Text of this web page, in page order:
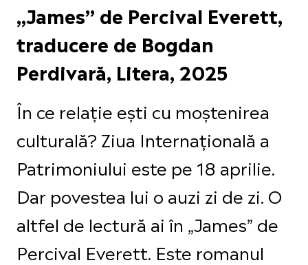
„James” de Percival Everett,
traducere de Bogdan
Perdivară, Litera, 2025
În ce relație ești cu moștenirea
culturală? Ziua Internațională a
Patrimoniului este pe 18 aprilie.
Dar povestea lui o auzi zi de zi. O
altfel de lectură ai în „James” de
Percival Everett. Este romanul